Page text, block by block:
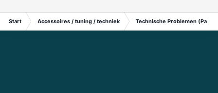
Start Accessoires / tuning / techniek Technische Problemen